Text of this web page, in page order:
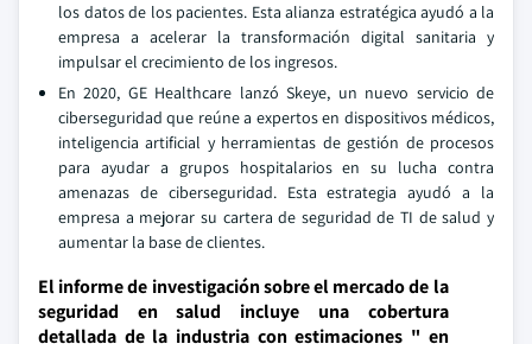
los datos de los pacientes. Esta alianza estratégica ayudó a la
empresa a acelerar la transformación digital sanitaria y
impulsar el crecimiento de los ingresos.
En 2020, GE Healthcare lanzó Skeye, un nuevo servicio de
ciberseguridad que reúne a expertos en dispositivos médicos,
inteligencia artificial y herramientas de gestión de procesos
para ayudar a grupos hospitalarios en su lucha contra
amenazas de ciberseguridad. Esta estrategia ayudó a la
empresa a mejorar su cartera de seguridad de TI de salud y
aumentar la base de clientes.
El informe de investigación sobre el mercado de la
seguridad en salud incluye una cobertura
detallada de la industria con estimaciones " en